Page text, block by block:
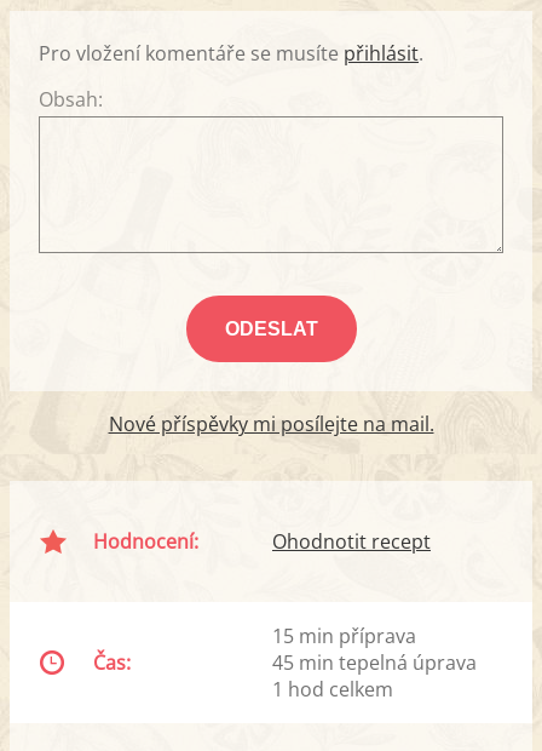
Pro vložení komentáře se musíte přihlásit.
Obsah:
Nové příspěvky mi posílejte na mail.
Hodnocení: Ohodnotit recept
Čas:
15 min příprava
45 min tepelná úprava
1 hod celkem